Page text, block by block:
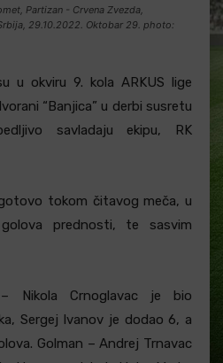
Partizan - Crvena Zvezda,
29.10.2022. Oktobar 29. photo:
u okviru 9. kola ARKUS lige
“Banjica” u derbi susretu
savladaju ekipu, RK
tokom čitavog meča, u
prednosti, te sasvim
Nikola Crnoglavac je bio
Sergej Ivanov je dodao 6, a
Golman – Andrej Trnavac